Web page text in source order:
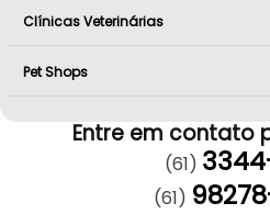
Clínicas Veterinárias
Pet Shops
Entre em contato
(61)
(61)